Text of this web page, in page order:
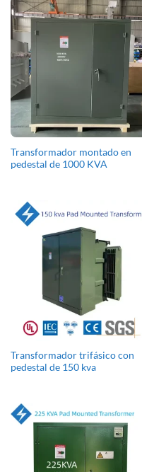
Transformador montado en
pedestal de 1000 KVA
Transformador trifásico con
pedestal de 150 kva